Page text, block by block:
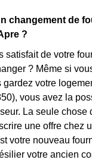
changement de
?
satisfait de votre
? Même si
gardez votre
vous avez la
La seule chose
une offre chez
votre nouveau
votre ancien